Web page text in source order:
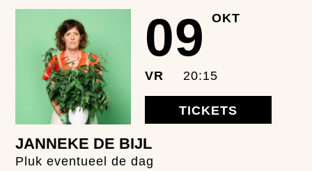
09 OKT
VR 20:15
TICKETS
JANNEKE DE BIJL
Pluk eventueel de dag